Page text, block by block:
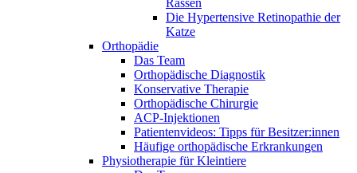
Rassen
Die Hypertensive Retinopathie der
Katze
Orthopädie
Das Team
Orthopädische Diagnostik
Konservative Therapie
Orthopädische Chirurgie
ACP-Injektionen
Patientenvideos: Tipps für Besitzer:innen
Häufige orthopädische Erkrankungen
Physiotherapie für Kleintiere